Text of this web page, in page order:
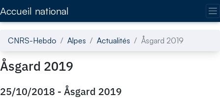
Accueil national
CNRS-Hebdo Alpes Actualités Åsgard 2019
Åsgard 2019
25/10/2018 - Åsgard 2019